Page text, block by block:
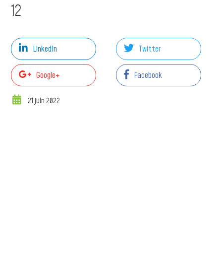
12
LinkedIn Twitter
Google+ Facebook
21 juin 2022